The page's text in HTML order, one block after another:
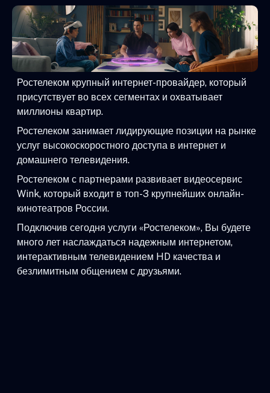
Ростелеком крупный интернет-провайдер, который
присутствует во всех сегментах и охватывает
миллионы квартир.
Ростелеком занимает лидирующие позиции на рынке
услуг высокоскоростного доступа в интернет и
домашнего телевидения.
Ростелеком с партнерами развивает видеосервис
Wink, который входит в топ-3 крупнейших онлайн-
кинотеатров России.
Подключив сегодня услуги «Ростелеком», Вы будете
много лет наслаждаться надежным интернетом,
интерактивным телевидением HD качества и
безлимитным общением с друзьями.